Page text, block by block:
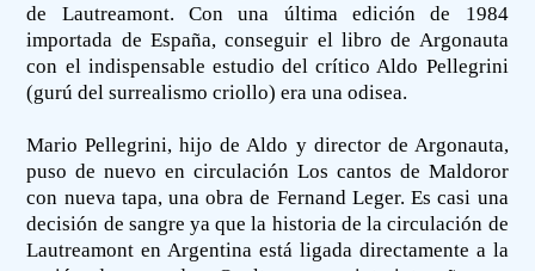
de Lautreamont. Con una última edición de 1984
importada de España, conseguir el libro de Argonauta
con el indispensable estudio del crítico Aldo Pellegrini
(gurú del surrealismo criollo) era una odisea.
Mario Pellegrini, hijo de Aldo y director de Argonauta,
puso de nuevo en circulación Los cantos de Maldoror
con nueva tapa, una obra de Fernand Leger. Es casi una
decisión de sangre ya que la historia de la circulación de
Lautreamont en Argentina está ligada directamente a la